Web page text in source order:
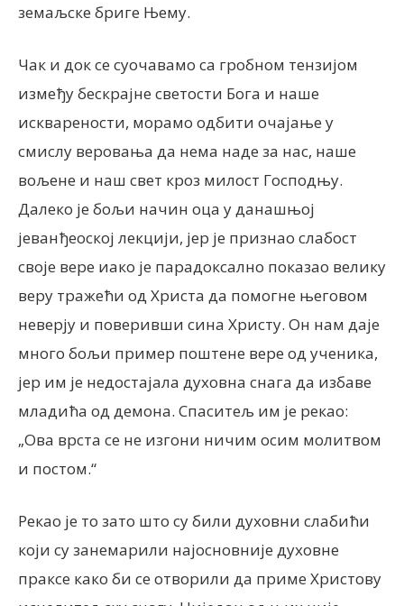
земаљске бриге Њему.
Чак и док се суочавамо са гробном тензијом
између бескрајне светости Бога и наше
искварености, морамо одбити очајање у
смислу веровања да нема наде за нас, наше
вољене и наш свет кроз милост Господњу.
Далеко је бољи начин оца у данашњој
јеванђеоској лекцији, јер је признао слабост
своје вере иако је парадоксално показао велику
веру тражећи од Христа да помогне његовом
неверју и поверивши сина Христу. Он нам даје
много бољи пример поштене вере од ученика,
јер им је недостајала духовна снага да избаве
младића од демона. Спаситељ им је рекао:
„Ова врста се не изгони ничим осим молитвом
и постом.“
Рекао је то зато што су били духовни слабићи
који су занемарили најосновније духовне
праксе како би се отворили да приме Христову